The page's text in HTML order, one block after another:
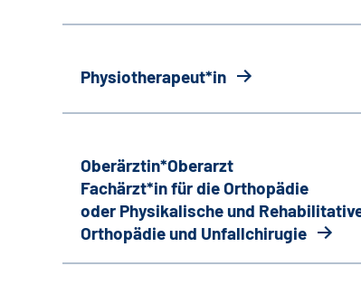
Physiotherapeut*in
Oberärztin*Oberarzt
Fachärzt*in für die Orthopädie
oder Physikalische und
Orthopädie und Unfallchirugie